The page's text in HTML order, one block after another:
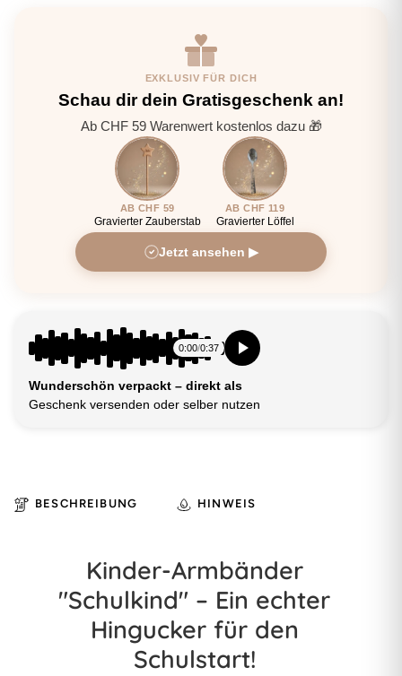
EXKLUSIV FÜR DICH
Schau dir dein Gratisgeschenk an!
Ab CHF 59 Warenwert kostenlos dazu 🎁
AB CHF 59
Gravierter Zauberstab
AB CHF 119
Gravierter Löffel
Jetzt ansehen ▶
0:00/0:37
Wunderschön verpackt – direkt als
Geschenk versenden oder selber nutzen
BESCHREIBUNG HINWEIS
Kinder-Armbänder
"Schulkind" – Ein echter
Hingucker für den
Schulstart!